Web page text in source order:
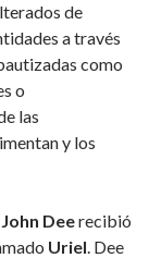
de
a través
como
o
las
y los
John Deerecibió
Uriel. Dee